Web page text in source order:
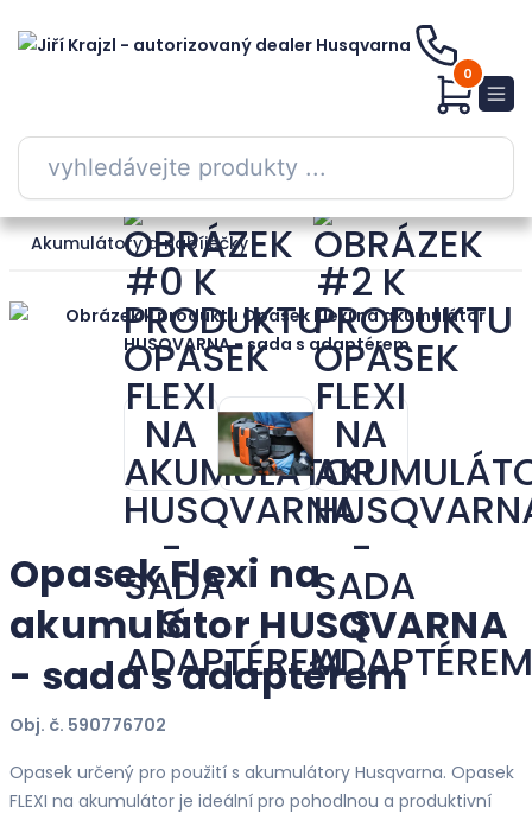
0
Akumulátory a nabíječky
Opasek Flexi na
akumulátor HUSQVARNA
- sada s adaptérem
Obj. č. 590776702
Opasek určený pro použití s akumulátory Husqvarna. Opasek
FLEXI na akumulátor je ideální pro pohodlnou a produktivní